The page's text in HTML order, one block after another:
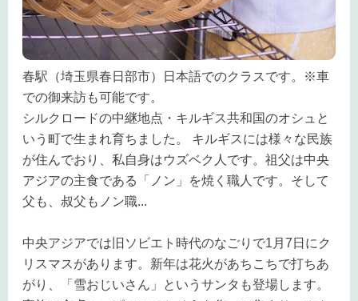
春駅（埼玉県春日部市）日本語でのクラスです。※車
での御来訪も可能です。
シルクロードの中継地点・キルギス共和国のオシュと
いう町で生まれ育ちました。 キルギスには様々な民族
が住んでおり、私自身はウズベク人です。祖父は中央
アジアの主食である「ノン」を焼く職人です。そして
父も、叔父もノン職...
中央アジアでは旧ソビエト時代のなごりで1月7日にク
リスマスがあります。新年は花火があちこちで打ちあ
がり、「雪おじいさん」というサンタも登場します。